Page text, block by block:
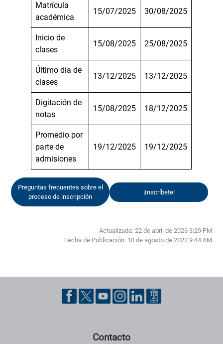
Matrícula
académica
15/07/2025 30/08/2025
Inicio de
clases
15/08/2025 25/08/2025
Último día de
clases
13/12/2025 13/12/2025
Digitación de
notas
15/08/2025 18/12/2025
Promedio por
parte de
admisiones
19/12/2025 19/12/2025
Preguntas frecuentes sobre el
proceso de inscripción
¡Inscríbete!
Actualizada: 22 de abril de 2026 3:29 PM
Fecha de Publicación: 10 de agosto de 2022 9:44 AM
Pie de página con información de contacto, redes sociales y datos
Contacto